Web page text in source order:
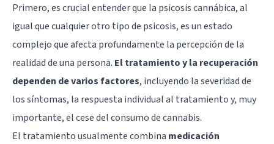
Primero, es crucial entender que la psicosis cannábica, al
igual que cualquier otro tipo de psicosis, es un estado
complejo que afecta profundamente la percepción de la
realidad de una persona. El tratamiento y la recuperación
dependen de varios factores, incluyendo la severidad de
los síntomas, la respuesta individual al tratamiento y, muy
importante, el cese del consumo de cannabis.
El tratamiento usualmente combina medicación